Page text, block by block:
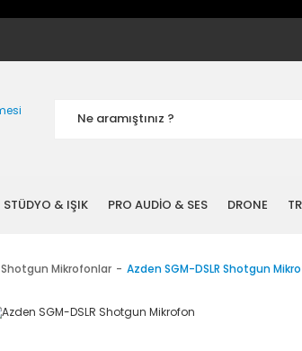
STÜDYO & IŞIK PRO AUDİO & SES DRONE
Shotgun Mikrofonlar Azden SGM-DSLR Shotgun